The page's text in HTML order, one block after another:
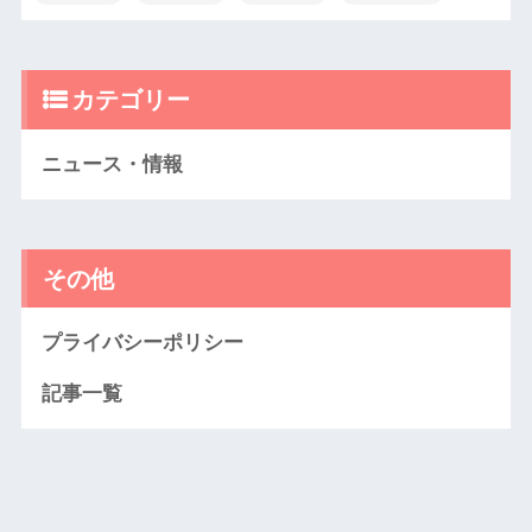
カテゴリー
ニュース・情報
その他
プライバシーポリシー
記事一覧